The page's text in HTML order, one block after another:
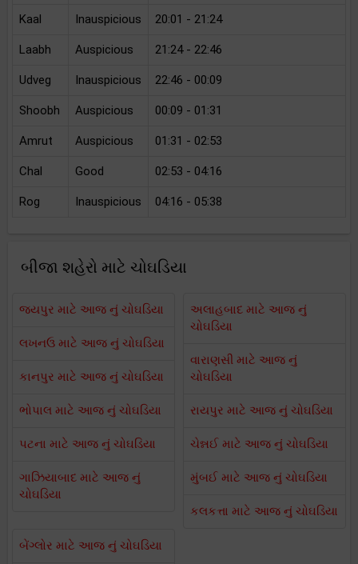
Kaal Inauspicious 20:01 - 21:24
Laabh Auspicious 21:24 - 22:46
Udveg Inauspicious 22:46 - 00:09
Shoobh Auspicious 00:09 - 01:31
Amrut Auspicious 01:31 - 02:53
Chal Good 02:53 - 04:16
Rog Inauspicious 04:16 - 05:38
બીજા શહેરો માટે ચોઘડિયા
જયપુર માટે આજ નું ચોઘડિયા
લખનઉ માટે આજ નું ચોઘડિયા
કાનપુર માટે આજ નું ચોઘડિયા
ભોપાલ માટે આજ નું ચોઘડિયા
પટના માટે આજ નું ચોઘડિયા
ગાઝિયાબાદ માટે આજ નું
ચોઘડિયા
અલાહબાદ માટે આજ નું
ચોઘડિયા
વારાણસી માટે આજ નું
ચોઘડિયા
રાયપુર માટે આજ નું ચોઘડિયા
ચેન્નઈ માટે આજ નું ચોઘડિયા
મુંબઈ માટે આજ નું ચોઘડિયા
કલકત્તા માટે આજ નું ચોઘડિયા
બેંગ્લોર માટે આજ નું ચોઘડિયા